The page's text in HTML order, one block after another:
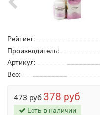
Рейтинг:
Производитель:
Артикул:
Вес:
473 руб 378 руб
Есть в наличии